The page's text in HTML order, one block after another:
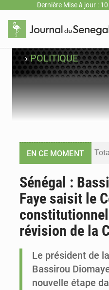
Dernière Mise à jour :
›POLITIQUE
EN CE MOMENT
Sénégal :
Faye saisit le
révision de la
Le président de
Bassirou
nouvelle étape